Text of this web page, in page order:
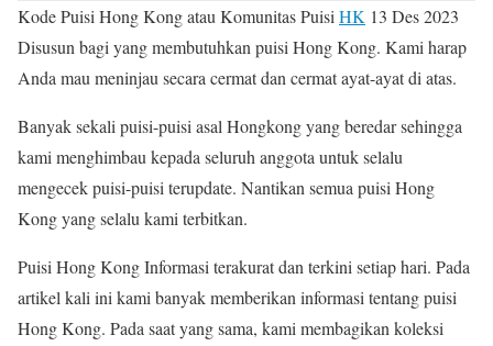
Kode Puisi Hong Kong atau Komunitas PuisiHK 13 Des 2023
Disusun bagi yang membutuhkan puisi Hong Kong. Kami harap
Anda mau meninjau secara cermat dan cermat ayat-ayat di atas.
Banyak sekali puisi-puisi asal Hongkong yang beredar sehingga
kami menghimbau kepada seluruh anggota untuk selalu
mengecek puisi-puisi terupdate. Nantikan semua puisi Hong
Kong yang selalu kami terbitkan.
Puisi Hong Kong Informasi terakurat dan terkini setiap hari. Pada
artikel kali ini kami banyak memberikan informasi tentang puisi
Hong Kong. Pada saat yang sama, kami membagikan koleksi